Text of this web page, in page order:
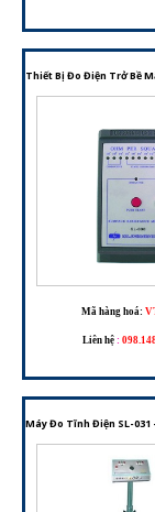
Thiết Bị Đo Điện Trở Bề
Mã hàng hoá:
Liên hệ :
Máy Đo Tĩnh Điện SL-031